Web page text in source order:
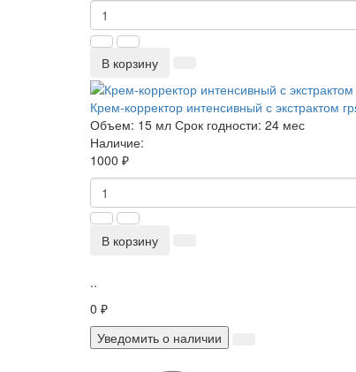
В корзину
Крем-корректор интенсивный с экстрактом
Объем: 15 мл Срок годности: 24 мес
Наличие:
1000 ₽
В корзину
..
0 ₽
Уведомить о наличии